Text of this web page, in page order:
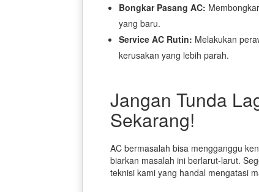
Bongkar Pasang AC:
yang baru.
Service AC Rutin: Melakukan
kerusakan yang lebih parah.
Jangan Tunda
Sekarang!
AC bermasalah bisa mengganggu
biarkan masalah ini berlarut-larut.
teknisi kami yang handal mengatasi